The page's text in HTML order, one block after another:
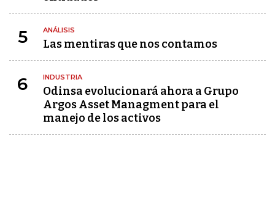
5 ANÁLISIS
Las mentiras que nos contamos
6 INDUSTRIA
Odinsa evolucionará ahora a Grupo
Argos Asset Managment para el
manejo de los activos